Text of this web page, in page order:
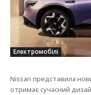
Електромобілі
Nissan представила
отримає сучасний